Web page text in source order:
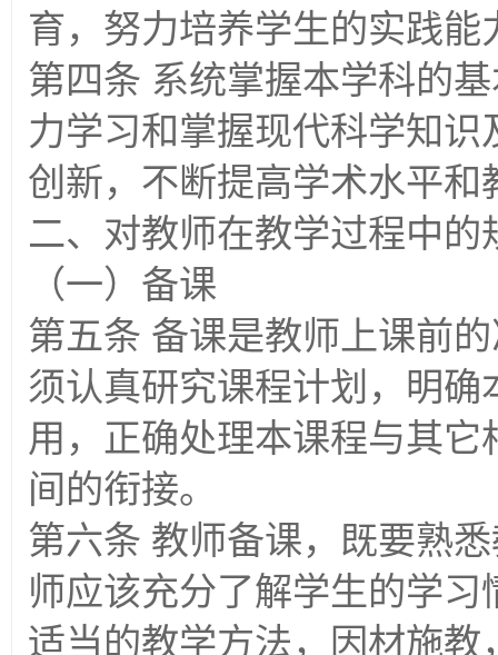
育，努力培养学生的实践能
第四条 系统掌握本学科的
力学习和掌握现代科学知
创新，不断提高学术水平和
二、对教师在教学过程中的
（一）备课
第五条 备课是教师上课前
须认真研究课程计划，明
用，正确处理本课程与其
间的衔接。
第六条 教师备课，既要熟
师应该充分了解学生的学
适当的教学方法，因材施